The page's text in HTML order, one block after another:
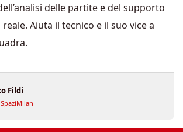
delle partite e del supporto
Aiuta il tecnico e il suo vice a
Fildi